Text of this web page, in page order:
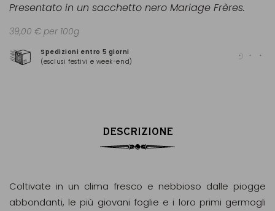
Spedizioni entro 5 giorni
(esclusi festivi e week-end)
Presentato in un sacchetto nero Mariage Frères.
39,00 € per 100g
DESCRIZIONE
Coltivate in un clima fresco e nebbioso dalle piogge
abbondanti, le più giovani foglie e i loro primi germogli